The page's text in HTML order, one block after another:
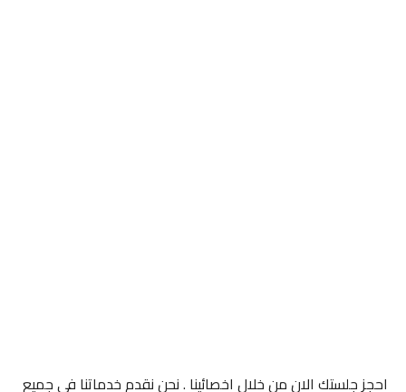
احجز جلستك الان من خلال اخصائينا . نحن نقدم خدماتنا فى جميع